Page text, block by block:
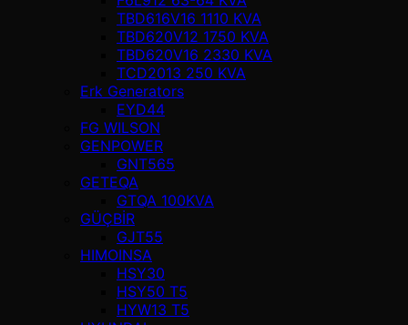
TBD616V16 1110 KVA
TBD620V12 1750 KVA
TBD620V16 2330 KVA
TCD2013 250 KVA
Erk Generators
EYD44
FG WILSON
GENPOWER
GNT565
GETEQA
GTQA 100KVA
GÜÇBİR
GJT55
HIMOINSA
HSY30
HSY50 T5
HYW13 T5